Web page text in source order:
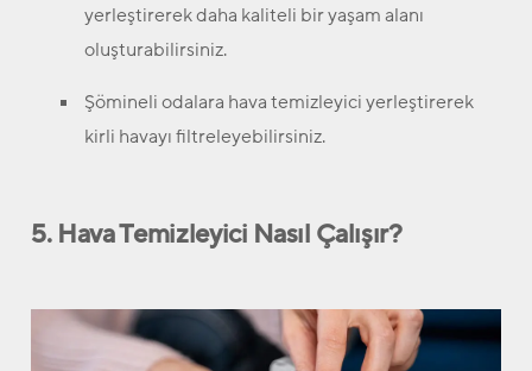
yerleştirerek daha kaliteli bir yaşam alanı
oluşturabilirsiniz.
Şömineli odalara hava temizleyici yerleştirerek
kirli havayı filtreleyebilirsiniz.
5. Hava Temizleyici Nasıl Çalışır?